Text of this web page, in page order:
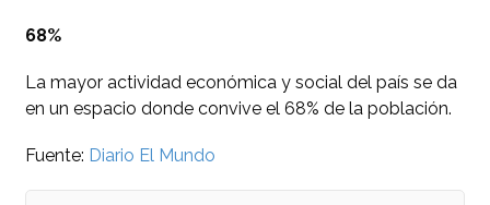
68%
La mayor actividad económica y social del país se da
en un espacio donde convive el 68% de la población.
Fuente: Diario El Mundo